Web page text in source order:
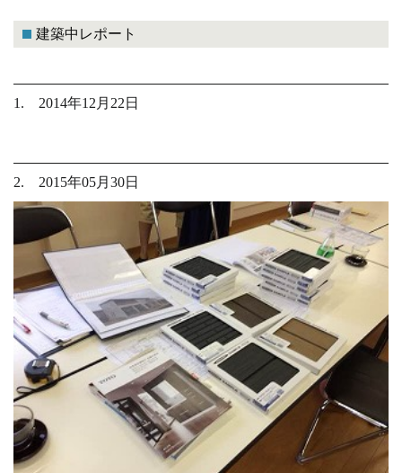
建築中レポート
1. 2014年12月22日
2. 2015年05月30日